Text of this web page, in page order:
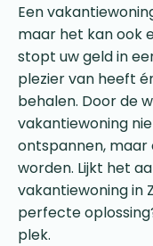
Een
maar het kan ook
stopt uw geld in
plezier van heeft
behalen. Door de
vakantiewoning
ontspannen, maar
worden. Lijkt het
vakantiewoning in
perfecte
plek.